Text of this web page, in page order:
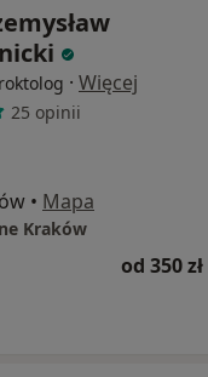
· Więcej
25 opinii
• Mapa
Kraków
od 350 zł